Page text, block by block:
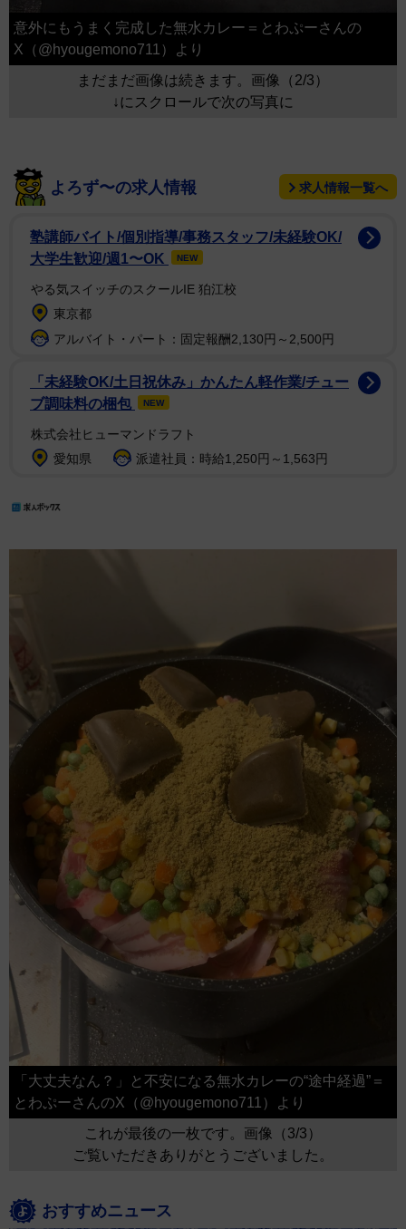
意外にもうまく完成した無水カレー＝とわぷーさんの
X（@hyougemono711）より
まだまだ画像は続きます。画像（2/3）
↓にスクロールで次の写真に
よろず〜の求人情報 求人情報一覧へ
塾講師バイト/個別指導/事務スタッフ/未経験OK/
大学生歓迎/週1〜OK
NEW
やる気スイッチのスクールIE 狛江校
東京都
アルバイト・パート：固定報酬2,130円～2,500円
「未経験OK/土日祝休み」かんたん軽作業/チュー
ブ調味料の梱包
NEW
株式会社ヒューマンドラフト
愛知県
派遣社員：時給1,250円～1,563円
「大丈夫なん？」と不安になる無水カレーの“途中経過”＝
とわぷーさんのX（@hyougemono711）より
これが最後の一枚です。画像（3/3）
ご覧いただきありがとうございました。
おすすめニュース